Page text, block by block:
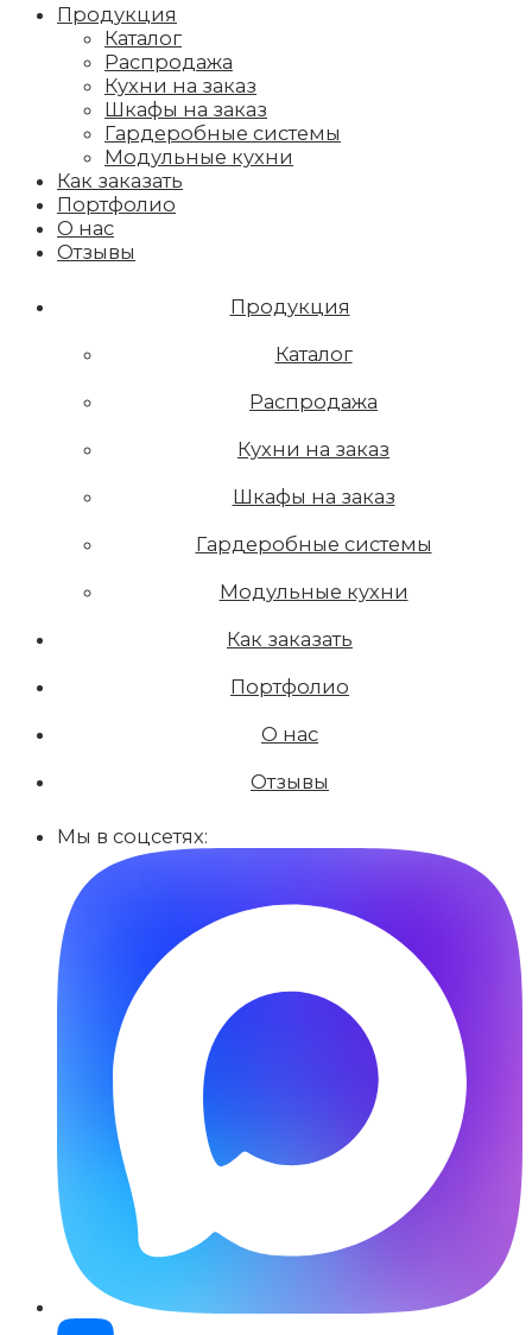
Продукция
Каталог
Распродажа
Кухни на заказ
Шкафы на заказ
Гардеробные системы
Модульные кухни
Как заказать
Портфолио
О нас
Отзывы
Продукция
Каталог
Распродажа
Кухни на заказ
Шкафы на заказ
Гардеробные системы
Модульные кухни
Как заказать
Портфолио
О нас
Отзывы
Мы в соцсетях: